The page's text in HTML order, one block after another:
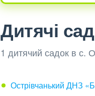
Дитячі
1 дитячий садок в с.
Острівчанький ДНЗ